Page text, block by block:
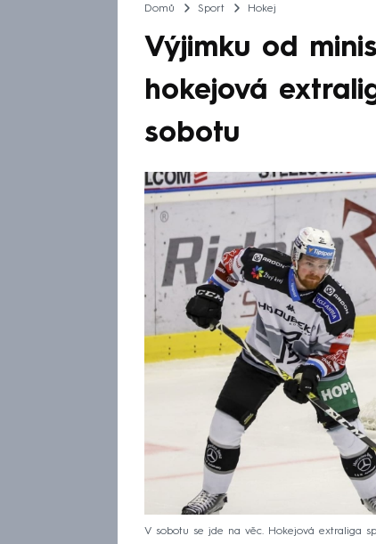
Domů Sport Hokej
Výjimku od
hokejová
sobotu
V sobotu se jde na věc. Hokejová extraliga